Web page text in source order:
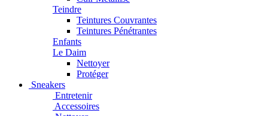
Teindre
Teintures Couvrantes
Teintures Pénétrantes
Enfants
Le Daim
Nettoyer
Protéger
Sneakers
Entretenir
Accessoires